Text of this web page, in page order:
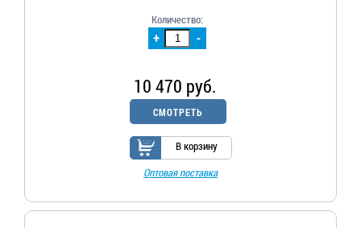
+ -
Количество:
10 470 руб.
СМОТРЕТЬ
В корзину
Оптовая поставка